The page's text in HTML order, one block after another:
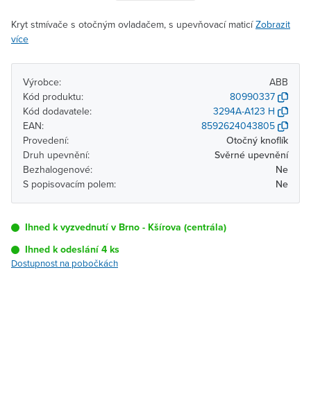
Kryt stmívače s otočným ovladačem, s upevňovací maticíZobrazit
více
Výrobce:
ABB
Kód produktu:
80990337
Kód dodavatele:
3294A-A123 H
EAN:
8592624043805
Provedení:
Otočný knoflík
Druh upevnění:
Svěrné upevnění
Bezhalogenové:
Ne
S popisovacím polem:
Ne
Ihned k vyzvednutí v Brno - Kšírova (centrála)
Ihned k odeslání 4 ks
Dostupnost na pobočkách